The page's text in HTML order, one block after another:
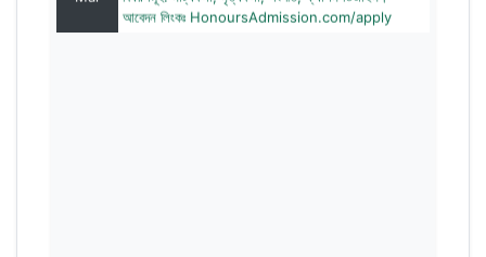
আবেদন লিংকঃ HonoursAdmission.com/apply